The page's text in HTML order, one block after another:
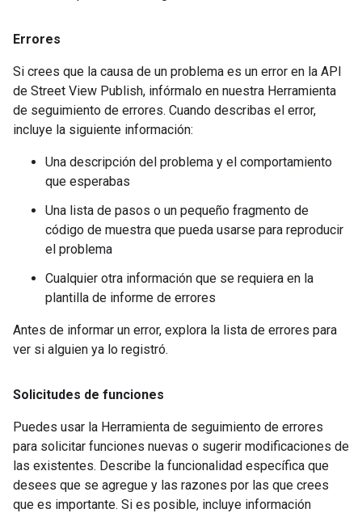
Errores
Si crees que la causa de un problema es un error en la API
de Street View Publish, infórmalo en nuestra Herramienta
de seguimiento de errores. Cuando describas el error,
incluye la siguiente información:
Una descripción del problema y el comportamiento
que esperabas
Una lista de pasos o un pequeño fragmento de
código de muestra que pueda usarse para reproducir
el problema
Cualquier otra información que se requiera en la
plantilla de informe de errores
Antes de informar un error, explora la lista de errores para
ver si alguien ya lo registró.
Solicitudes de funciones
Puedes usar la Herramienta de seguimiento de errores
para solicitar funciones nuevas o sugerir modificaciones de
las existentes. Describe la funcionalidad específica que
desees que se agregue y las razones por las que crees
que es importante. Si es posible, incluye información